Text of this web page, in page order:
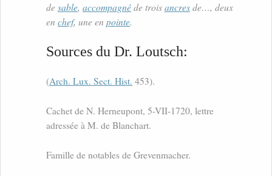
desable, accompagnéde troisancresde…, deux
en chef, une en pointe.
Sources du Dr. Loutsch:
(Arch. Lux. Sect. Hist. 453).
Cachet de N. Herneupont, 5-VII-1720, lettre
adressée à M. de Blanchart.
Famille de notables de Grevenmacher.